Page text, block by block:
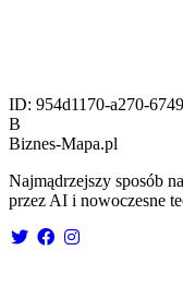
ID: 954d1170-a270-
B
Biznes-Mapa.pl
Najmądrzejszy sposób
przez AI i nowoczesne